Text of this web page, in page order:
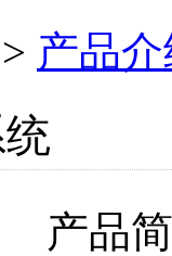
> 产品
产品